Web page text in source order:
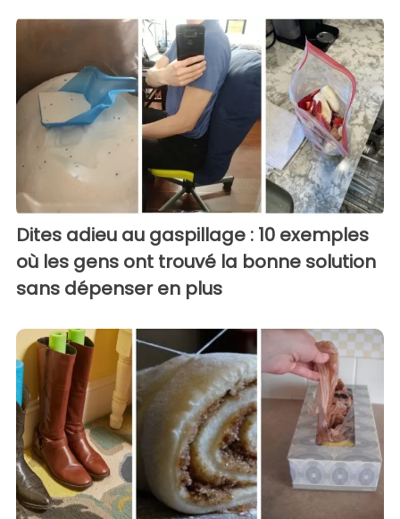
Dites adieu au gaspillage : 10 exemples
où les gens ont trouvé la bonne solution
sans dépenser en plus